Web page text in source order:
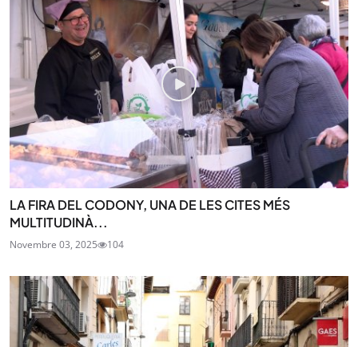
LA FIRA DEL CODONY, UNA DE LES CITES MÉS
MULTITUDINÀ...
Novembre 03, 2025 104